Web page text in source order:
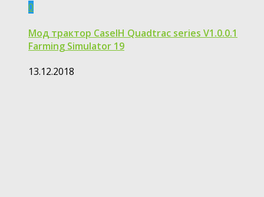
0
Мод трактор CaseIH Quadtrac series V1.0.0.1
Farming Simulator 19
13.12.2018